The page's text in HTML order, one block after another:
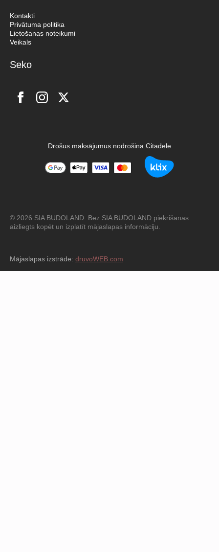
Kontakti
Privātuma politika
Lietošanas noteikumi
Veikals
Seko
Drošus maksājumus nodrošina Citadele
© 2026 SIA BUDOLAND. Bez SIA BUDOLAND piekrišanas
aizliegts kopēt un izplatīt mājaslapas informāciju.
Mājaslapas izstrāde: druvoWEB.com